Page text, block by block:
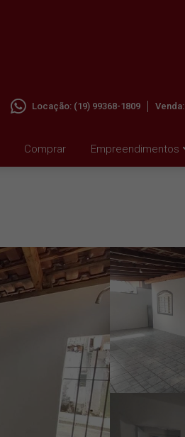
Comprar Empreendimentos
Locação: (19) 99368-1809 Venda: